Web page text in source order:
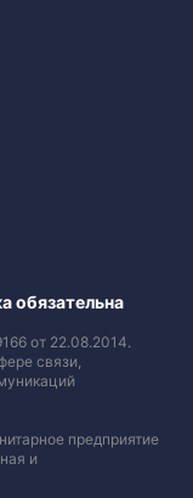
обязательна
от 22.08.2014.
связи,
предприятие
и